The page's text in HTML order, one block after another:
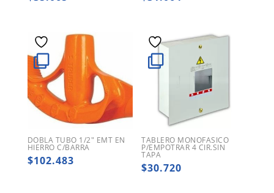
DOBLA TUBO 1/2″ EMT EN
HIERRO C/BARRA
$102.483
TABLERO MONOFASICO
P/EMPOTRAR 4 CIR.SIN
TAPA
$30.720